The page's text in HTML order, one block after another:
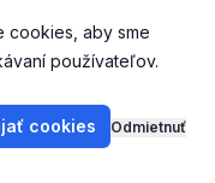
DoKostola -
Aplikácia
cookies, aby sme
používateľov.
cookies
Odmietnuť